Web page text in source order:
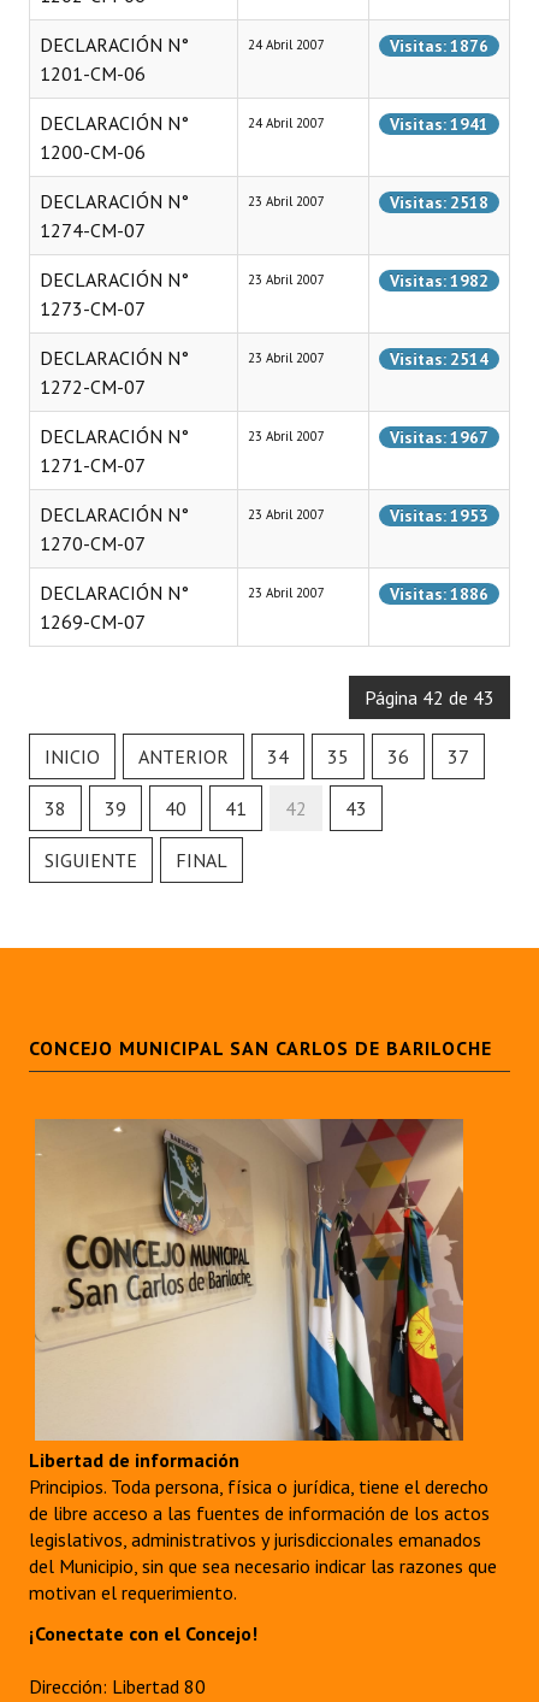
DECLARACIÓN N°
1201-CM-06
24 Abril 2007 Visitas: 1876
DECLARACIÓN N°
1200-CM-06
24 Abril 2007 Visitas: 1941
DECLARACIÓN N°
1274-CM-07
23 Abril 2007 Visitas: 2518
DECLARACIÓN N°
1273-CM-07
23 Abril 2007 Visitas: 1982
DECLARACIÓN N°
1272-CM-07
23 Abril 2007 Visitas: 2514
DECLARACIÓN N°
1271-CM-07
23 Abril 2007 Visitas: 1967
DECLARACIÓN N°
1270-CM-07
23 Abril 2007 Visitas: 1953
DECLARACIÓN N°
1269-CM-07
23 Abril 2007 Visitas: 1886
Página 42 de 43
INICIO ANTERIOR 34 35 36 37
38 39 40 41 42 43
SIGUIENTE FINAL
CONCEJO MUNICIPAL SAN CARLOS DE BARILOCHE
Libertad de información
Principios. Toda persona, física o jurídica, tiene el derecho
de libre acceso a las fuentes de información de los actos
legislativos, administrativos y jurisdiccionales emanados
del Municipio, sin que sea necesario indicar las razones que
motivan el requerimiento.
¡Conectate con el Concejo!
Dirección: Libertad 80